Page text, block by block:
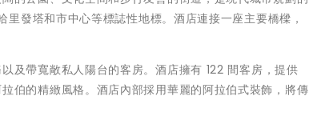
發塔和市中心等標誌性地標。酒店連接一座主要橋樑，
及帶寬敞私人陽台的客房。酒店擁有 122 間客房，提供
伯的精緻風格。酒店內部採用華麗的阿拉伯式裝飾，將傳